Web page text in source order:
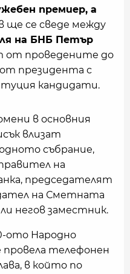
премиер, а
ще се сведе между
на БНБ Петър
от проведените до
президента с
кандидати.
в основния
влизат
събрание,
на
председателят
на Сметната
негов заместник.
ото Народно
провела телефонен
в който по